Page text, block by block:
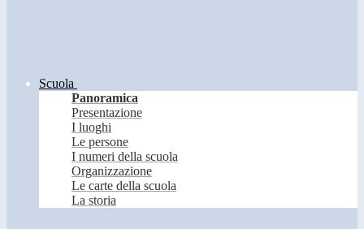
Scuola
Panoramica
Presentazione
I luoghi
Le persone
I numeri della scuola
Organizzazione
Le carte della scuola
La storia